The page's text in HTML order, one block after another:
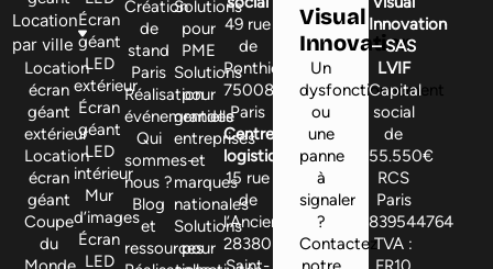
Location
par ville
Location
écran
géant
extérieur
Location
écran
géant
Coupe
du
Écran
géant
LED
extérieur
Écran
géant
LED
intérieur
Mur
d’images
Écran
LED
Création
de
stand
Paris
Réalisation
événementielle
Qui
sommes-
nous ?
Blog
et
ressources
Solutions
pour
PME
Solutions
pour
grandes
entreprises
et
marques
nationales
Solutions
pour
49 rue
de
Ponthieu,
75008
Paris
Centre
logistique
15 rue
de
l’Ancienne,
28380
Visual
Innovation
Un
dysfonctionnement
ou
une
panne
à
signaler
?
Contactez
Innovation
– SAS
LVIF
Capital
social
de
55.550€
RCS
Paris
839544764
TVA :